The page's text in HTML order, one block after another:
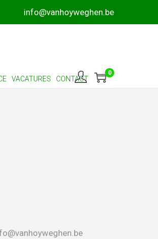
info@vanhoyweghen.be
VACATURES CONTACT
0